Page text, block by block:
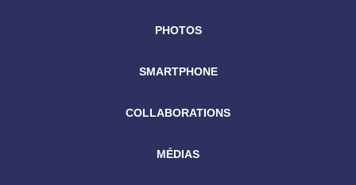
PHOTOS
SMARTPHONE
COLLABORATIONS
MÉDIAS